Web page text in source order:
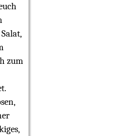
zum